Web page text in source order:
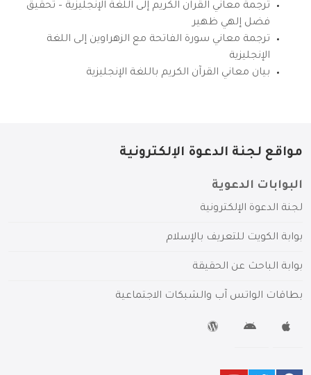
ترجمة معاني القرآن الكريم إلى اللغة الإنجليزية – تحقيق
فضل إلهي ظهير
ترجمة معاني سورة الفاتحة مع الزهراوين إلى اللغة
الإنجليزية
بيان معاني القرآن الكريم باللغة الإنجليزية
مواقع لجنة الدعوة الإلكترونية
البوابات الدعوية
لجنة الدعوة الإلكترونية
بوابة الكويت للتعريف بالإسلام
بوابة الباحث عن الحقيقة
بطاقات الواتس آب والشبكات الاجتماعية